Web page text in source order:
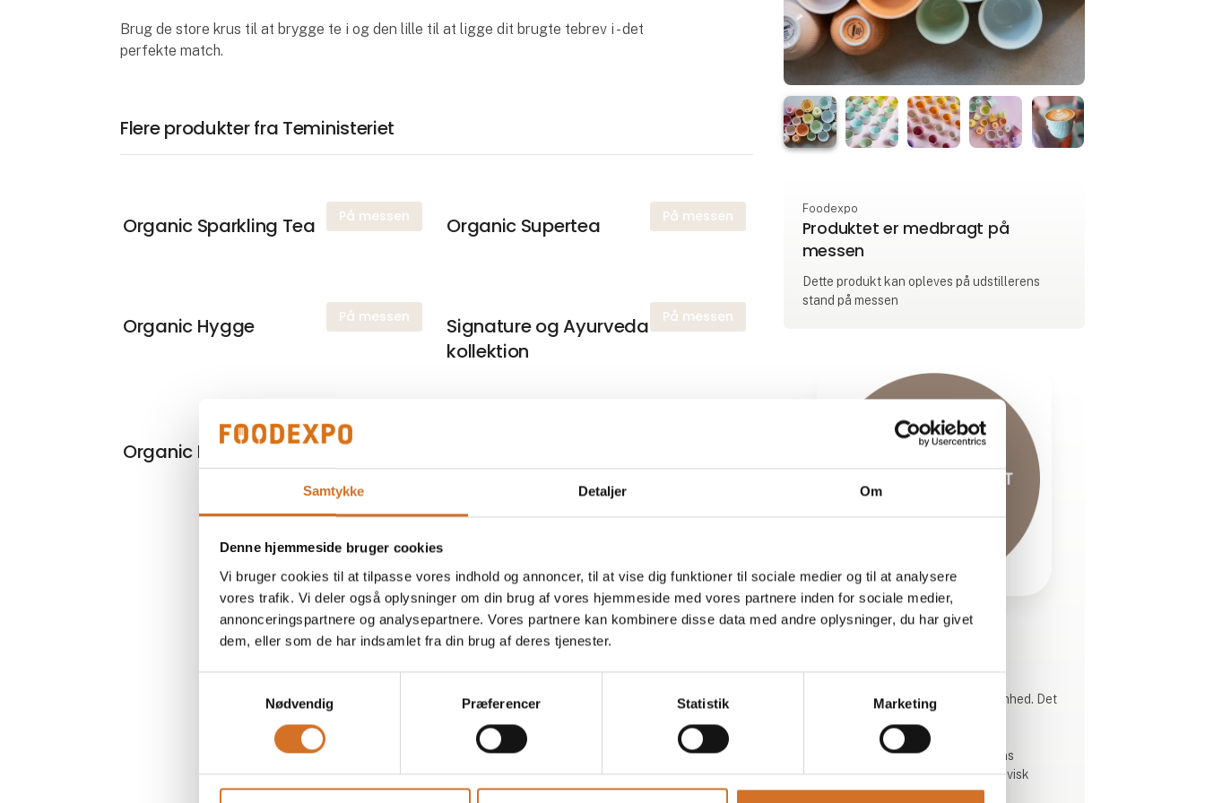
Samtykke Detaljer Om
Denne hjemmeside bruger cookies
Vi bruger cookies til at tilpasse vores indhold og annoncer, til at vise dig funktioner til sociale medier og til at analysere
vores trafik. Vi deler også oplysninger om din brug af vores hjemmeside med vores partnere inden for sociale medier,
annonceringspartnere og analysepartnere. Vores partnere kan kombinere disse data med andre oplysninger, du har givet
dem, eller som de har indsamlet fra din brug af deres tjenester.
Nødvendig
Præferencer Statistik Marketing
Brug de store krus til at brygge te i og den lille til at ligge dit brugte tebrev i - det
perfekte match.
Flere produkter fra Teministeriet
På messen
Organic Sparkling Tea På messen
Organic Supertea
På messen
Organic Hygge På messen
Signature og Ayurveda
kollektion
Organic Fairtrade kollektion
Foodexpo
Produktet er medbragt på
messen
Dette produkt kan opleves på udstillerens
stand på messen
Teministeriet er en specialtevirksomhed. Det
Vi brænder for at blande Fjernøstens
ældgamle traditioner med skandinavisk
minimalisme og design.